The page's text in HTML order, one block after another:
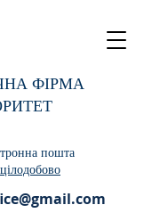
пошта
ФІРМА